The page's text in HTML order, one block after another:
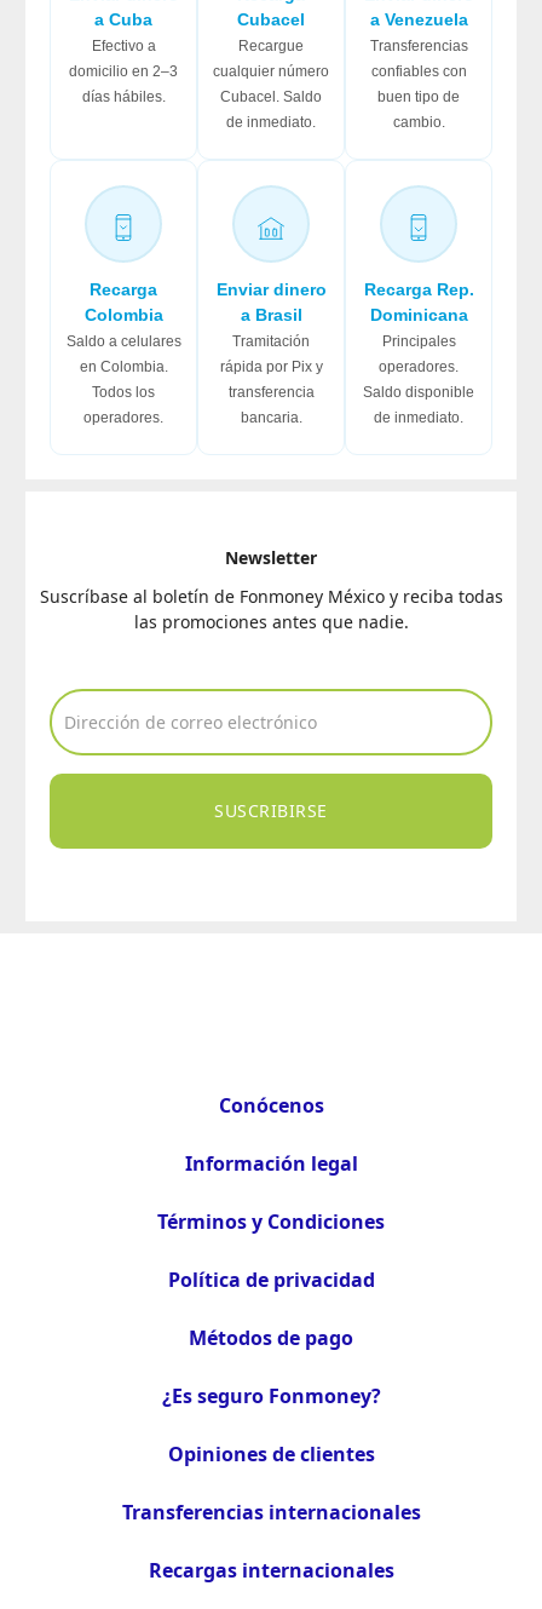
a Cuba
Efectivo a
domicilio en 2–3
días hábiles.
Cubacel
Recargue
cualquier número
Cubacel. Saldo
de inmediato.
a Venezuela
Transferencias
confiables con
buen tipo de
cambio.
Recarga
Colombia
Saldo a celulares
en Colombia.
Todos los
operadores.
Enviar dinero
a Brasil
Tramitación
rápida por Pix y
transferencia
bancaria.
Recarga Rep.
Dominicana
Principales
operadores.
Saldo disponible
de inmediato.
Newsletter
Suscríbase al boletín de Fonmoney México y reciba todas
las promociones antes que nadie.
SUSCRIBIRSE
Conócenos
Información legal
Términos y Condiciones
Política de privacidad
Métodos de pago
¿Es seguro Fonmoney?
Opiniones de clientes
Transferencias internacionales
Recargas internacionales